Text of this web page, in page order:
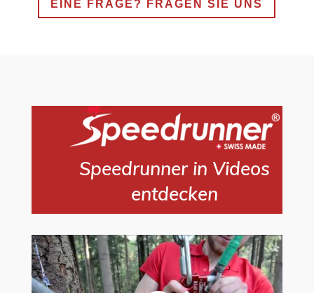
EINE FRAGE? FRAGEN SIE UNS
Speedrunner in Videos
entdecken